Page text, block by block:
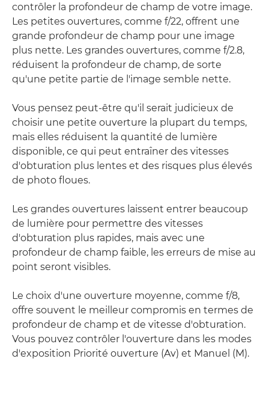
contrôler la profondeur de champ de votre image.
Les petites ouvertures, comme f/22, offrent une
grande profondeur de champ pour une image
plus nette. Les grandes ouvertures, comme f/2.8,
réduisent la profondeur de champ, de sorte
qu'une petite partie de l'image semble nette.
Vous pensez peut-être qu'il serait judicieux de
choisir une petite ouverture la plupart du temps,
mais elles réduisent la quantité de lumière
disponible, ce qui peut entraîner des vitesses
d'obturation plus lentes et des risques plus élevés
de photo floues.
Les grandes ouvertures laissent entrer beaucoup
de lumière pour permettre des vitesses
d'obturation plus rapides, mais avec une
profondeur de champ faible, les erreurs de mise au
point seront visibles.
Le choix d'une ouverture moyenne, comme f/8,
offre souvent le meilleur compromis en termes de
profondeur de champ et de vitesse d'obturation.
Vous pouvez contrôler l'ouverture dans les modes
d'exposition Priorité ouverture (Av) et Manuel (M).